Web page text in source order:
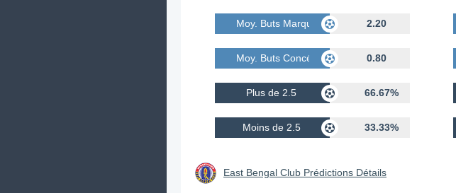
Moy. Buts Marqués 2.20
Moy. Buts Concédés 0.80
Plus de 2.5 66.67%
Moins de 2.5 33.33%
East Bengal Club Prédictions Détails